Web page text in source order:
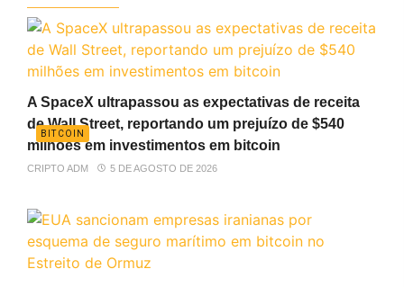
BITCOIN
A SpaceX ultrapassou as expectativas de receita
de Wall Street, reportando um prejuízo de $540
milhões em investimentos em bitcoin
CRIPTO ADM 5 DE AGOSTO DE 2026